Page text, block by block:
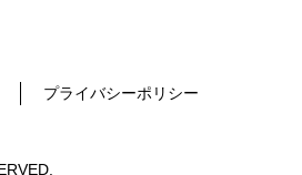
プライバシーポリシー